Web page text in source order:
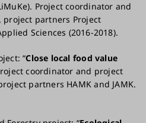
Project coordinator and
project partners Project
Sciences (2016-2018).
“Close local food value
coordinator and project
partners HAMK and JAMK.